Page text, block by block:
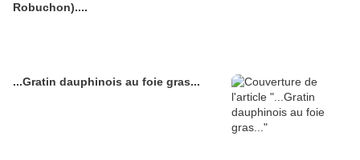
Robuchon)....
...Gratin dauphinois au foie gras...